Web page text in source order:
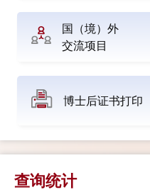
国（境）外
交流项目
博士后证书打印
查询统计